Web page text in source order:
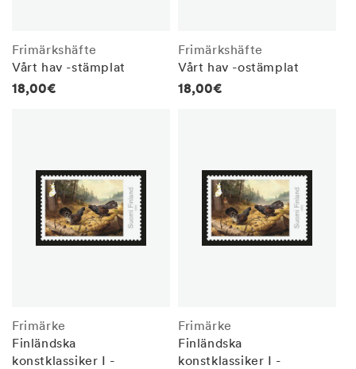
Frimärkshäfte
Vårt hav -stämplat
Regular
18,00€
Frimärkshäfte
Vårt hav -ostämplat
Regular
18,00€
Frimärke
Finländska
konstklassiker I -
Frimärke
Finländska
konstklassiker I -